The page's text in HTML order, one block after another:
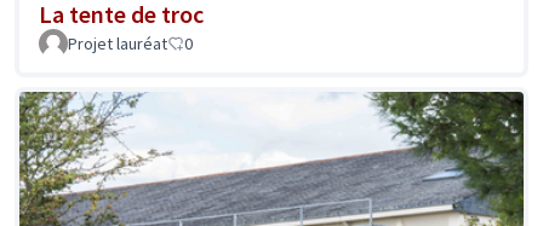
La tente de troc
Projet lauréat 0